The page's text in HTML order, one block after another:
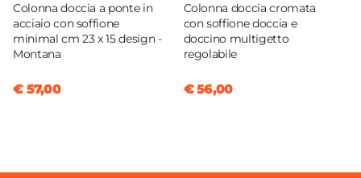
Resina
Caratteristiche Portasapone
Tipologia
Portasapone
Quadrata
Colonna doccia a ponte in
acciaio con soffione
minimal cm 23 x 15 design -
Montana
€ 57,00
Colonna doccia cromata
con soffione doccia e
doccino multigetto
regolabile
€ 56,00